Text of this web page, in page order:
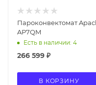
Пароконвектомат
AP7QM
Есть в наличии: 4
266 599 ₽
В КОРЗИНУ